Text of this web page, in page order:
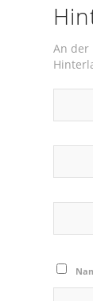
An der